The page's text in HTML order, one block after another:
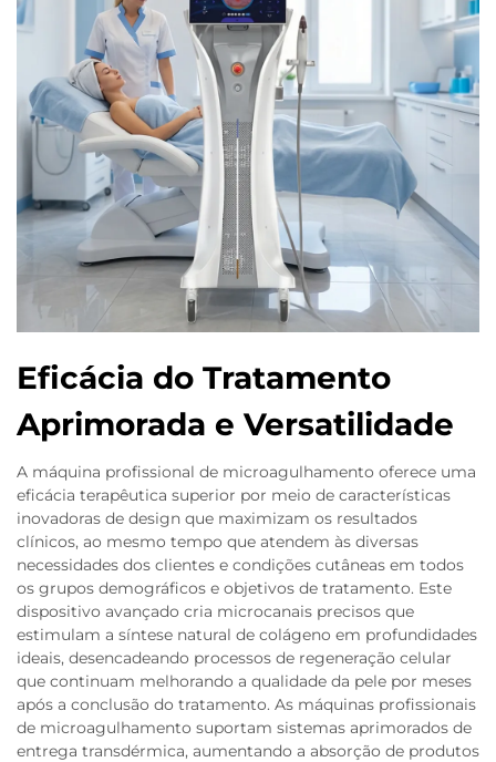
Eficácia do Tratamento
Aprimorada e Versatilidade
A máquina profissional de microagulhamento oferece uma
eficácia terapêutica superior por meio de características
inovadoras de design que maximizam os resultados
clínicos, ao mesmo tempo que atendem às diversas
necessidades dos clientes e condições cutâneas em todos
os grupos demográficos e objetivos de tratamento. Este
dispositivo avançado cria microcanais precisos que
estimulam a síntese natural de colágeno em profundidades
ideais, desencadeando processos de regeneração celular
que continuam melhorando a qualidade da pele por meses
após a conclusão do tratamento. As máquinas profissionais
de microagulhamento suportam sistemas aprimorados de
entrega transdérmica, aumentando a absorção de produtos